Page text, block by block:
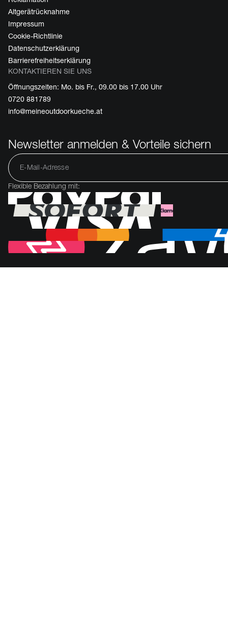
Altgerätrücknahme
Impressum
Cookie-Richtlinie
Datenschutzerklärung
Barrierefreiheitserklärung
KONTAKTIEREN SIE UNS
Öffnungszeiten: Mo. bis Fr., 09.00 bis 17.00 Uhr
0720 881789
info@meineoutdoorkueche.at
Newsletter anmelden & Vorteile sichern
Flexible Bezahlung mit: